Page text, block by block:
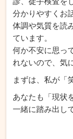
分かりやすくお
体調や気質を読
ています。
何か不安に思っ
れないので、気
まずは、私が「
あなたも「現状
一緒に踏み出し